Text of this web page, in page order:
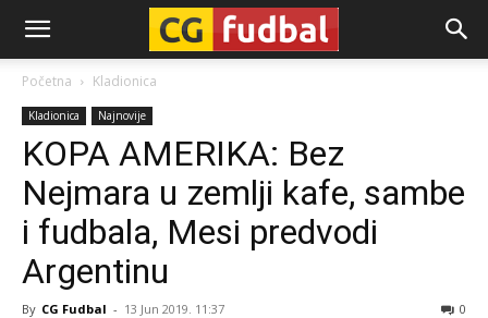
CG-
Fudbal
Početna Kladionica
Kladionica Najnovije
KOPA AMERIKA: Bez
Nejmara u zemlji kafe, sambe
i fudbala, Mesi predvodi
Argentinu
By CG Fudbal - 13 Jun 2019. 11:37 0